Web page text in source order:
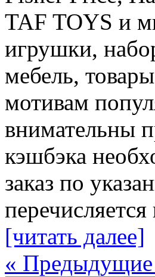
TAF TOYS и
игрушки,
мебель,
мотивам
внимательны
кэшбэка
заказ по
перечисляется
[читать далее]
« Предыдущие